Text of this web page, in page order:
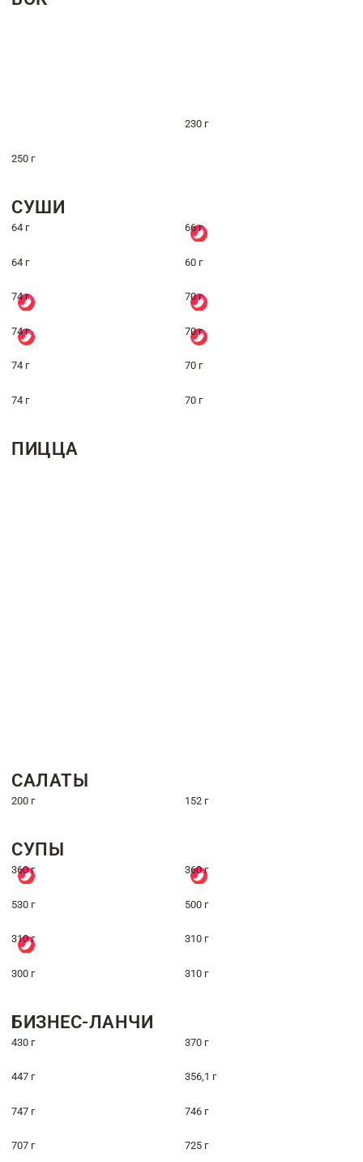
230 г
250 г
СУШИ
64 г 66 г
64 г 60 г
74 г 70 г
74 г 70 г
74 г 70 г
74 г 70 г
ПИЦЦА
САЛАТЫ
200 г 152 г
СУПЫ
360 г 360 г
530 г 500 г
310 г 310 г
300 г 310 г
БИЗНЕС-ЛАНЧИ
430 г 370 г
447 г 356,1 г
747 г 746 г
707 г 725 г